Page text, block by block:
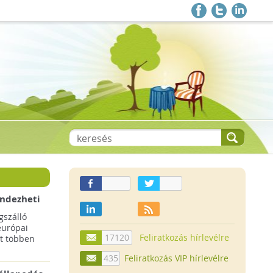
többen
17120
Feliratkozás hírlevélre
435
Feliratkozás VIP hírlevélre